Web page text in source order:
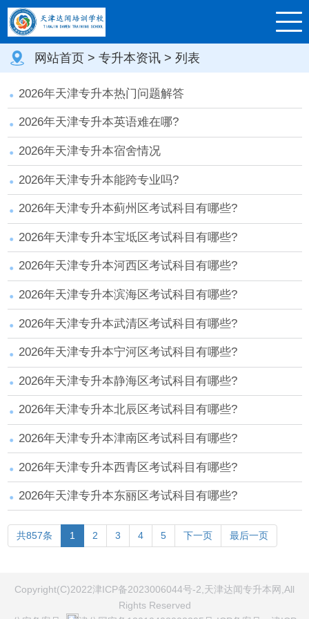
网站首页 > 专升本资讯 > 列表
2026年天津专升本热门问题解答
2026年天津专升本英语难在哪?
2026年天津专升本宿舍情况
2026年天津专升本能跨专业吗?
2026年天津专升本蓟州区考试科目有哪些?
2026年天津专升本宝坻区考试科目有哪些?
2026年天津专升本河西区考试科目有哪些?
2026年天津专升本滨海区考试科目有哪些?
2026年天津专升本武清区考试科目有哪些?
2026年天津专升本宁河区考试科目有哪些?
2026年天津专升本静海区考试科目有哪些?
2026年天津专升本北辰区考试科目有哪些?
2026年天津专升本津南区考试科目有哪些?
2026年天津专升本西青区考试科目有哪些?
2026年天津专升本东丽区考试科目有哪些?
共857条 1 2 3 4 5 下一页 最后一页
Copyright(C)2022津ICP备2023006044号-2,天津达闻专升本网,All
Rights Reserved